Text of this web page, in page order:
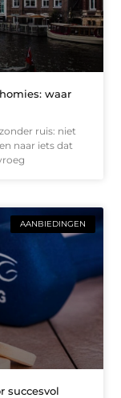
waar
ruis: niet
naar iets dat
AANBIEDINGEN
succesvol